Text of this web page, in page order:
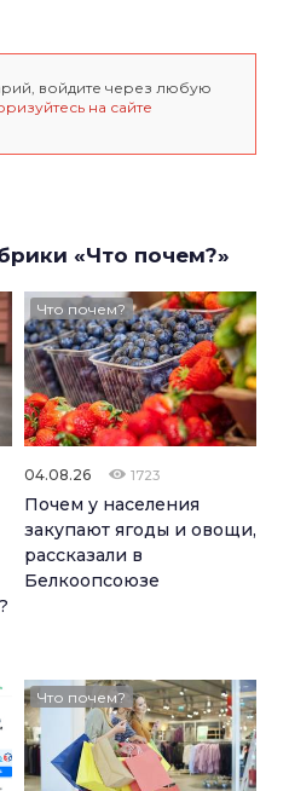
войдите через любую
на сайте
«Что почем?»
Что почем?
04.08.26 1723
Почем у населения
закупают ягоды и овощи,
рассказали в
Белкоопсоюзе
Что почем?